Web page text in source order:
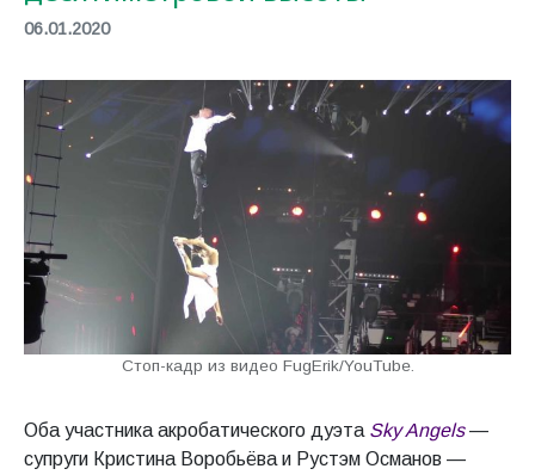
06.01.2020
Стоп-кадр из видео FugErik/YouTube.
Оба участника акробатического дуэта Sky Angels—
супруги Кристина Воробьёва и Рустэм Османов —